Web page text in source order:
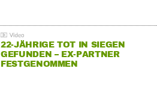
22-JÄHRIGE TOT IN SIEGEN
GEFUNDEN – EX-PARTNER
FESTGENOMMEN